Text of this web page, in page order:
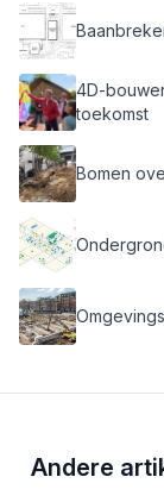
4D-
toekomst
Bomen
Andere